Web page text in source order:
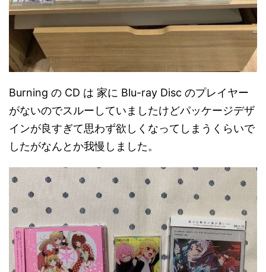
Burning の CD は 家に Blu-ray Disc のプレイヤー
がないのでスルーしていましたけどパッケージデザ
インが良すぎて思わず欲しくなってしまうくらいで
したがなんとか我慢しました。